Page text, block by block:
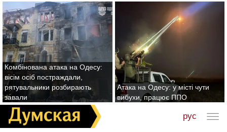
Комбінована атака на Одесу:
вісім осіб постраждали,
рятувальники розбирають
завали
Атака на Одесу: у місті чути
вибухи, працює ППО
рус